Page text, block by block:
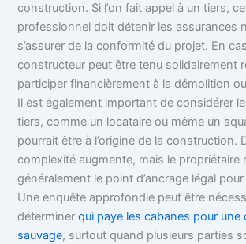
construction. Si l’on fait appel à un tiers,
professionnel doit détenir les assurances
s’assurer de la conformité du projet. En
constructeur peut être tenu solidairement
participer financièrement à la démolition
Il est également important de considérer le
tiers, comme un locataire ou même un
pourrait être à l’origine de la construction.
complexité augmente, mais le propriétaire
généralement le point d’ancrage légal
Une enquête approfondie peut être
déterminerqui paye les cabanes pour
sauvage, surtout quand plusieurs parties